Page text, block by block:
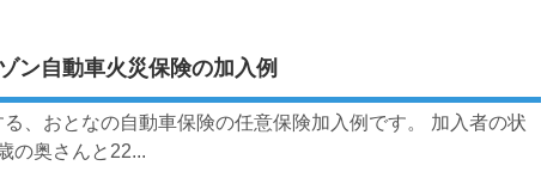
ン自動車火災保険の加入例
、おとなの自動車保険の任意保険加入例です。 加入者の状
の奥さんと22...